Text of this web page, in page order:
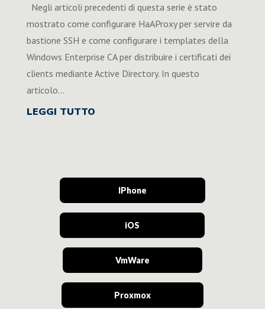
Negli articoli precedenti di questa serie è stato
mostrato come configurare HaAProxy per servire da
bastione SSH e come configurare i templates della
Windows Enterprise CA per distribuire i certificati dei
clients mediante Active Directory. In questo
articolo...
LEGGI TUTTO
IPhone
iOS
VmWare
Proxmox